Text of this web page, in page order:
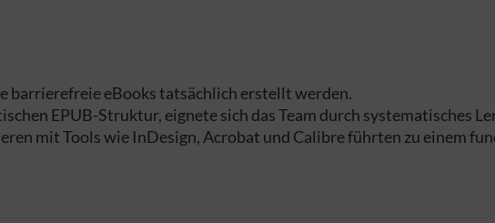
barrierefreie eBooks tatsächlich erstellt werden.
EPUB-Struktur, eignete sich das Team durch systematisches
mit Tools wie InDesign, Acrobat und Calibre führten zu einem